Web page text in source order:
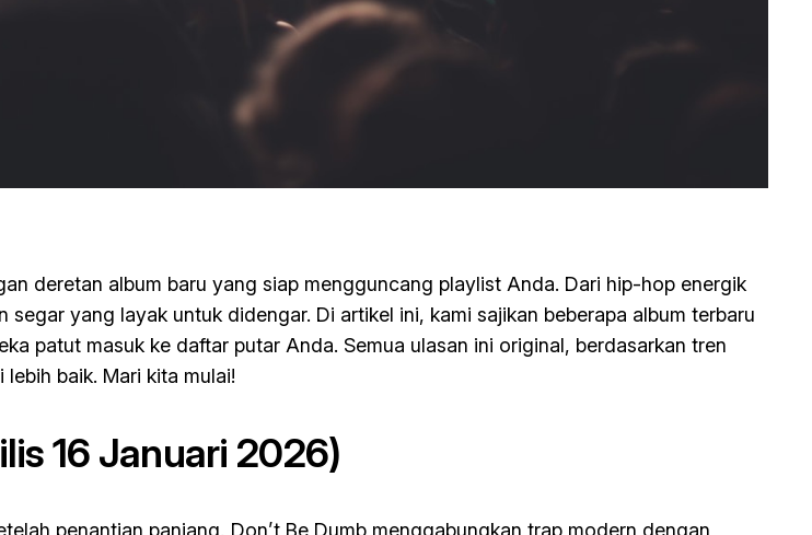
deretan album baru yang siap mengguncang playlist Anda. Dari hip-hop energik
yang layak untuk didengar. Di artikel ini, kami sajikan beberapa album terbaru
patut masuk ke daftar putar Anda. Semua ulasan ini original, berdasarkan tren
baik. Mari kita mulai!
16 Januari 2026)
penantian panjang, Don’t Be Dumb menggabungkan trap modern dengan